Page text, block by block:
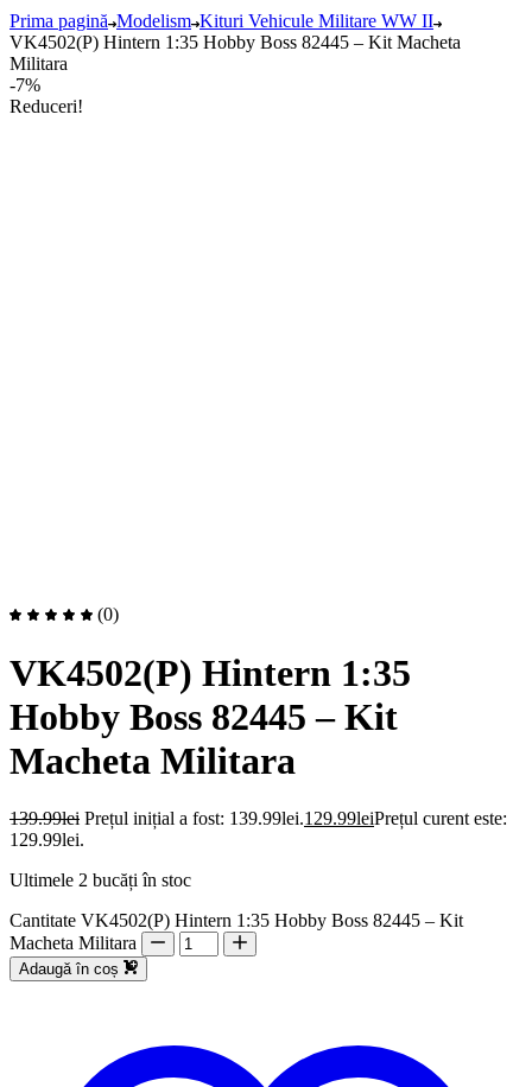
Prima pagină Modelism Kituri Vehicule Militare WW II
VK4502(P) Hintern 1:35 Hobby Boss 82445 – Kit Macheta
Militara
-7%
Reduceri!
(0)
VK4502(P) Hintern 1:35
Hobby Boss 82445 – Kit
Macheta Militara
139.99lei Prețul inițial a fost: 139.99lei.129.99leiPrețul curent este:
129.99lei.
Ultimele 2 bucăți în stoc
Cantitate VK4502(P) Hintern 1:35 Hobby Boss 82445 – Kit
Macheta Militara
Adaugă în coș